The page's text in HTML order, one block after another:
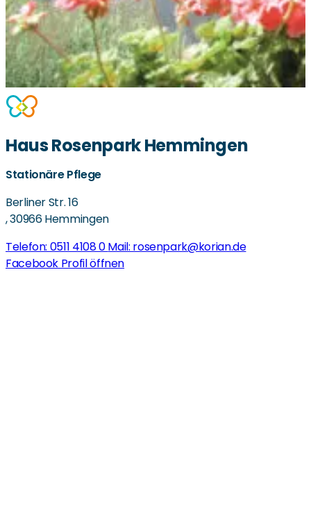
Haus Rosenpark Hemmingen
Stationäre Pflege
Berliner Str. 16
,30966 Hemmingen
Telefon: 0511 4108 0Mail: rosenpark@korian.de
Facebook Profil öffnen